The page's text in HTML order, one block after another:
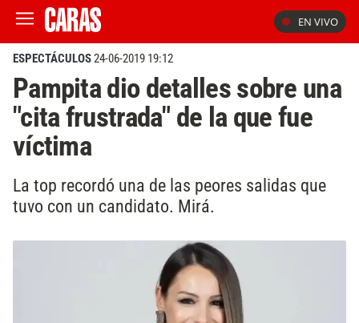
EN VIVO
ESPECTÁCULOS24-06-2019 19:12
Pampita dio detalles sobre una
"cita frustrada" de la que fue
víctima
La top recordó una de las peores salidas que
tuvo con un candidato. Mirá.